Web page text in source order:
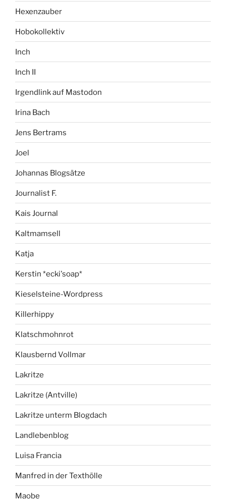
Hexenzauber
Hobokollektiv
Inch
Inch II
Irgendlink auf Mastodon
Irina Bach
Jens Bertrams
Joel
Johannas Blogsätze
Journalist F.
Kais Journal
Kaltmamsell
Katja
Kerstin *ecki'soap*
Kieselsteine-Wordpress
Killerhippy
Klatschmohnrot
Klausbernd Vollmar
Lakritze
Lakritze (Antville)
Lakritze unterm Blogdach
Landlebenblog
Luisa Francia
Manfred in der Texthölle
Maobe